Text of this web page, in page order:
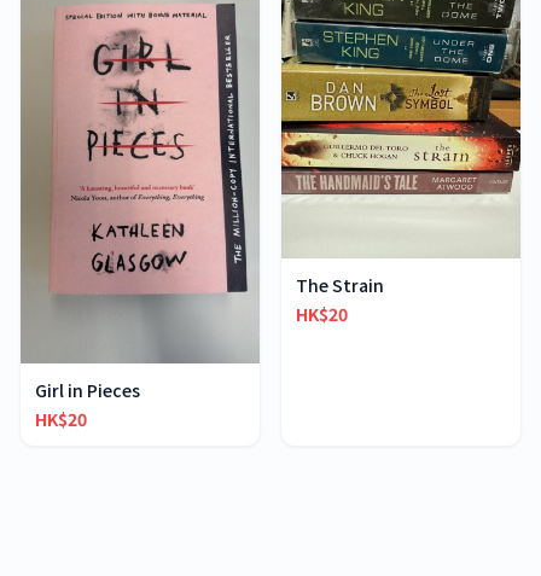
Girl in Pieces
HK$20
The Strain
HK$20